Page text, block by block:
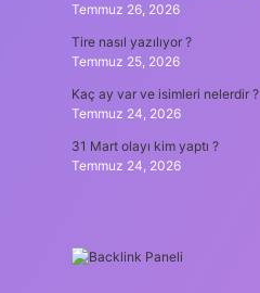
Temmuz 26, 2026
Tire nasıl yazılıyor ?
Temmuz 25, 2026
Kaç ay var ve isimleri nelerdir ?
Temmuz 24, 2026
31 Mart olayı kim yaptı ?
Temmuz 24, 2026